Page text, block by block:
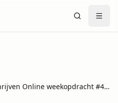
Bluf (Schrijven Online weekopdracht #408)